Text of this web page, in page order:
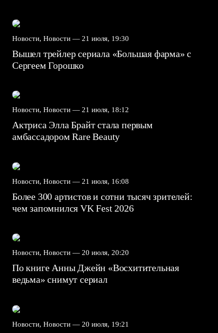
Новости, Новости — 21 июля, 19:30
Вышел трейлер сериала «Большая фарма» с
Сергеем Горошко
Новости, Новости — 21 июля, 18:12
Актриса Элла Брайт стала первым
амбассадором Rare Beauty
Новости, Новости — 21 июля, 16:08
Более 300 артистов и сотни тысяч зрителей:
чем запомнился VK Fest 2026
Новости, Новости — 20 июля, 20:20
По книге Анны Джейн «Восхитительная
ведьма» снимут сериал
Новости, Новости — 20 июля, 19:21